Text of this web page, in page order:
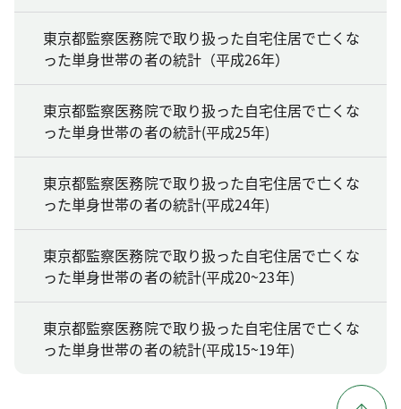
東京都監察医務院で取り扱った自宅住居で亡くな
った単身世帯の者の統計（平成26年）
東京都監察医務院で取り扱った自宅住居で亡くな
った単身世帯の者の統計(平成25年)
東京都監察医務院で取り扱った自宅住居で亡くな
った単身世帯の者の統計(平成24年)
東京都監察医務院で取り扱った自宅住居で亡くな
った単身世帯の者の統計(平成20~23年)
東京都監察医務院で取り扱った自宅住居で亡くな
った単身世帯の者の統計(平成15~19年)